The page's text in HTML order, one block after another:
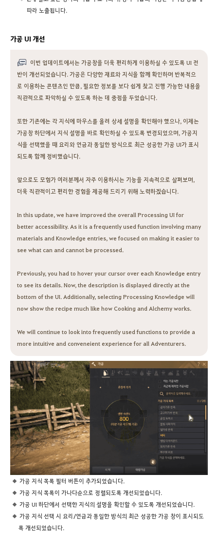
따라 노출됩니다.
가공 UI 개선
이번 업데이트에서는 가공창을 더욱 편리하게 이용하실 수 있도록 UI 전
반이 개선되었습니다. 가공은 다양한 재료와 지식을 함께 확인하며 반복적으
로 이용하는 콘텐츠인 만큼, 필요한 정보를 보다 쉽게 찾고 진행 가능한 내용을
직관적으로 파악하실 수 있도록 하는 데 중점을 두었습니다.
또한 기존에는 각 지식에 마우스를 올려 상세 설명을 확인해야 했으나, 이제는
가공창 하단에서 지식 설명을 바로 확인하실 수 있도록 변경되었으며, 가공지
식을 선택했을 때 요리와 연금과 동일한 방식으로 최근 성공한 가공 UI가 표시
되도록 함께 정비했습니다.
앞으로도 모험가 여러분께서 자주 이용하시는 기능을 지속적으로 살펴보며,
더욱 직관적이고 편리한 경험을 제공해 드리기 위해 노력하겠습니다.
In this update, we have improved the overall Processing UI for
better accessibility. As it is a frequently used function involving many
materials and Knowledge entries, we focused on making it easier to
see what can and cannot be processed.
Previously, you had to hover your cursor over each Knowledge entry
to see its details. Now, the description is displayed directly at the
bottom of the UI. Additionally, selecting Processing Knowledge will
now show the recipe much like how Cooking and Alchemy works.
We will continue to look into frequently used functions to provide a
more intuitive and conveneient experience for all Adventurers.
가공 지식 목록 필터 버튼이 추가되었습니다.
가공 지식 목록이 가나다순으로 정렬되도록 개선되었습니다.
가공 UI 하단에서 선택한 지식의 설명을 확인할 수 있도록 개선되었습니다.
가공 지식 선택 시 요리/연금과 동일한 방식의 최근 성공한 가공 창이 표시되도
록 개선되었습니다.